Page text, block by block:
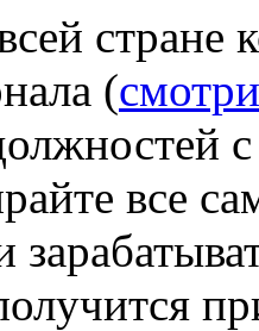
стране
(
все